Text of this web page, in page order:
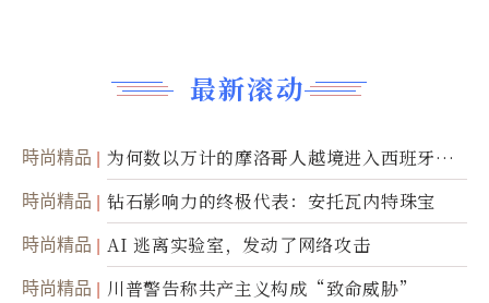
最新滚动
時尚精品
为何数以万计的摩洛哥人越境进入西班牙休
达
時尚精品 钻石影响力的终极代表：安托瓦内特珠宝
時尚精品 AI 逃离实验室，发动了网络攻击
時尚精品 川普警告称共产主义构成“致命威胁”